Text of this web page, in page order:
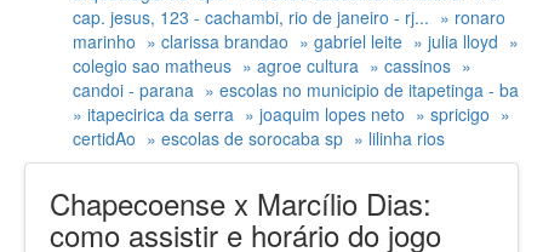
Últimas Buscas
» rafard » museu de arqueologia » museu de
arqueologia de iepe » ribeirao cascalheira historia » r.
cap. jesus, 123 - cachambi, rio de janeiro - rj...
» ronaro
marinho » clarissa brandao » gabriel leite » julia lloyd
colegio sao matheus » agroe cultura » cassinos »
» itapecirica da serra
» joaquim lopes neto » spricigo
certidAo » escolas de sorocaba sp » lilinha rios